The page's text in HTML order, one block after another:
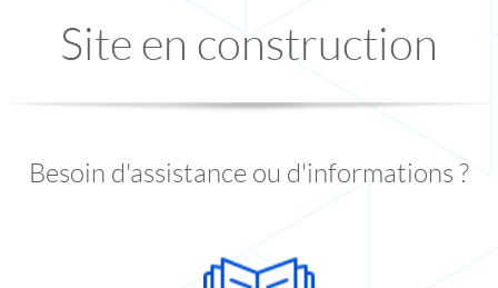
Site en construction
Besoin d'assistance ou d'informations ?